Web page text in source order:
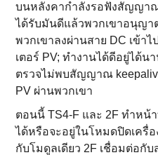
บนหลังคากําลังรอฟังสัญญาณ
ได้รับมันดีแล้วพวกเขาอนุญา
พวกเขาลงผ่านสาย DC เข้าไ
เตอร์ PV; ทํางานได้ดีอยู่ได้
ตรวจไม่พบสัญญาณ
PV ผ่านพวกเขา
ตอนนี้ TS4-F และ 2F ทําหน้
ได้หรือจะอยู่ในโหมดปิดเครื่
กับโมดูลเดียว 2F เชื่อมต่อกั